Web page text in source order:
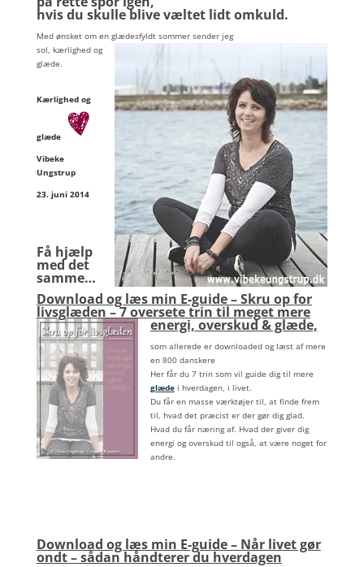
hvis du skulle blive væltet lidt omkuld.
Med ønsket om en glædesfyldt sommer sender jeg
sol, kærlighed og
glæde.
Kærlighed og
glæde
Vibeke
Ungstrup
23. juni 2014
Få hjælp
med det
samme…
Download og læs min E-guide – Skru op for
livsglæden – 7 oversete trin til meget mere
energi, overskud & glæde,
som allerede er downloaded og læst af mere
en 800 danskere
Her får du 7 trin som vil guide dig til mere
glædei hverdagen, i livet.
Du får en masse værktøjer til, at finde frem
til, hvad det præcist er der gør dig glad.
Hvad du får næring af. Hvad der giver dig
energi og overskud til også, at være noget for
andre.
Download og læs min E-guide – Når livet gør
ondt – sådan håndterer du hverdagen